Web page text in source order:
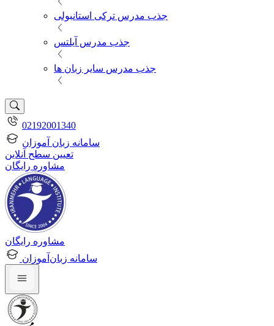
جذب مدرس ترکی استانبولی
جذب مدرس آیلتس
جذب مدرس سایر زبان ها
02192001340
سامانه زبان آموزان
تعیین سطح آنلاین
مشاوره رایگان
مشاوره رایگان
سامانه زبان‌آموزان